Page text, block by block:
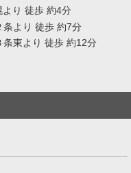
り 徒歩 約4分
条より 徒歩 約7分
東より 徒歩 約12分